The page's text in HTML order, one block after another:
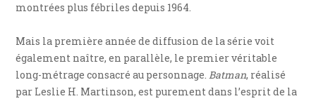
montrées plus fébriles depuis 1964.
Mais la première année de diffusion de la série voit
également naître, en parallèle, le premier véritable
long-métrage consacré au personnage.Batman, réalisé
par Leslie H. Martinson, est purement dans l’esprit de la